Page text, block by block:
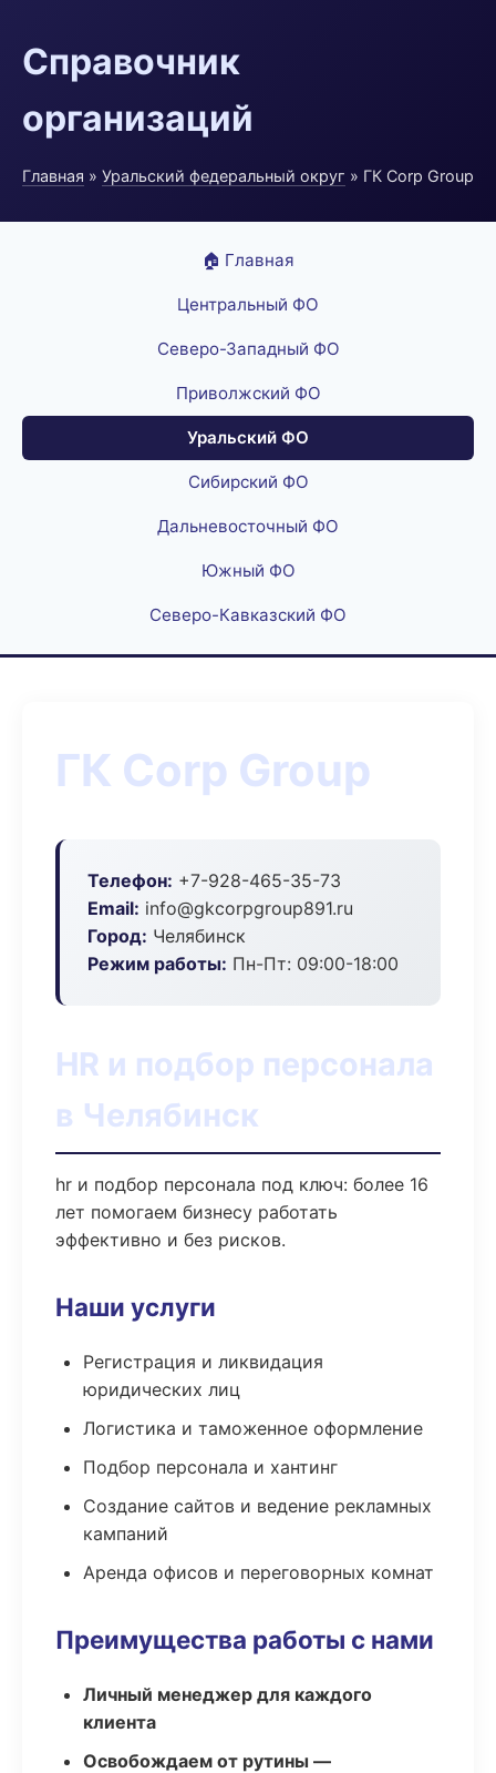
Справочник
организаций
Главная » Уральский федеральный округ » ГК Corp Group
🏠 Главная
Центральный ФО
Северо-Западный ФО
Приволжский ФО
Уральский ФО
Сибирский ФО
Дальневосточный ФО
Южный ФО
Северо-Кавказский ФО
ГК Corp Group
Телефон: +7-928-465-35-73
Email: info@gkcorpgroup891.ru
Город: Челябинск
Режим работы: Пн-Пт: 09:00-18:00
HR и подбор персонала
в Челябинск
hr и подбор персонала под ключ: более 16
лет помогаем бизнесу работать
эффективно и без рисков.
Наши услуги
Регистрация и ликвидация
юридических лиц
Логистика и таможенное оформление
Подбор персонала и хантинг
Создание сайтов и ведение рекламных
кампаний
Аренда офисов и переговорных комнат
Преимущества работы с нами
Личный менеджер для каждого
клиента
Освобождаем от рутины —